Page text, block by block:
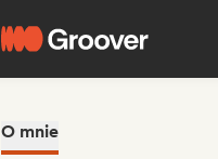
O mnie